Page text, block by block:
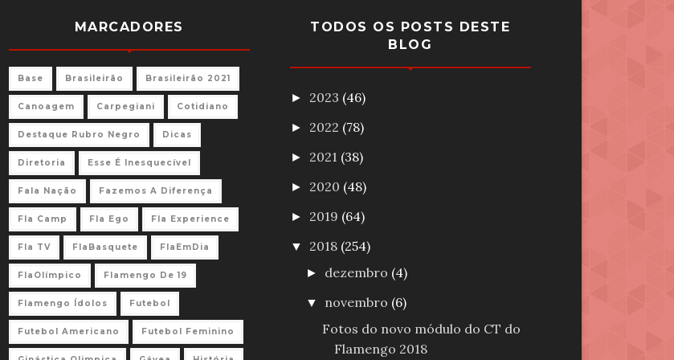
MARCADORES
Base Brasileirão Brasileirão 2021
Canoagem Carpegiani Cotidiano
Destaque Rubro Negro Dicas
Diretoria Esse É Inesquecível
Fala Nação Fazemos A Diferença
Fla Camp Fla Ego Fla Experience
Fla TV FlaBasquete FlaEmDia
FlaOlímpico Flamengo De 19
Flamengo Ídolos Futebol
Futebol Americano Futebol Feminino
TODOS OS POSTS DESTE
BLOG
► 2023 (46)
► 2022 (78)
► 2021 (38)
► 2020 (48)
► 2019 (64)
▼ 2018 (254)
► dezembro (4)
▼ novembro (6)
Fotos do novo módulo do CT do
Flamengo 2018